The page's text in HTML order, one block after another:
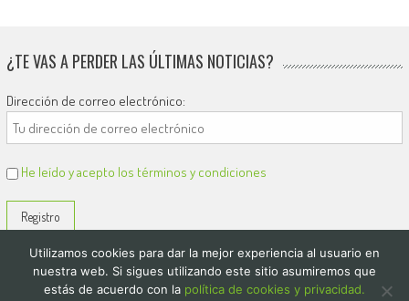
¿TE VAS A PERDER LAS ÚLTIMAS NOTICIAS?
Dirección de correo electrónico:
He leído y acepto los términos y condiciones
Utilizamos cookies para dar la mejor experiencia al usuario en
nuestra web. Si sigues utilizando este sitio asumiremos que
estás de acuerdo con la política de cookies y privacidad.